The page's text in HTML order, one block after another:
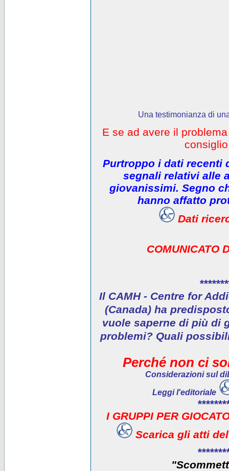
Una testimonianza di
E se ad avere il
Purtroppo i dati recenti
segnali relativi alle
giovanissimi. Segno
hanno affatto
Dati
COMUNICATO
Il CAMH - Centre for
(Canada) ha
vuole saperne di più di
problemi? Quali
Perché non ci
Considerazioni sul
Leggi l'editoriale
I GRUPPI PER
Scarica gli atti